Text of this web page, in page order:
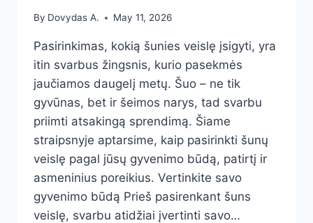
By Dovydas A. May 11, 2026
Pasirinkimas, kokią šunies veislę įsigyti, yra
itin svarbus žingsnis, kurio pasekmės
jaučiamos daugelį metų. Šuo – ne tik
gyvūnas, bet ir šeimos narys, tad svarbu
priimti atsakingą sprendimą. Šiame
straipsnyje aptarsime, kaip pasirinkti šunų
veislę pagal jūsų gyvenimo būdą, patirtį ir
asmeninius poreikius. Vertinkite savo
gyvenimo būdą Prieš pasirenkant šuns
veislę, svarbu atidžiai įvertinti savo…